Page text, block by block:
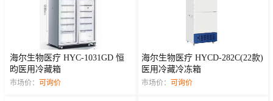
海尔生物医疗 HYC-1031GD 恒
昀医用冷藏箱
市场价： 可询价
海尔生物医疗 HYCD-282C(22款)
医用冷藏冷冻箱
市场价： 可询价